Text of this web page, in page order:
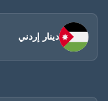
دينار إردني